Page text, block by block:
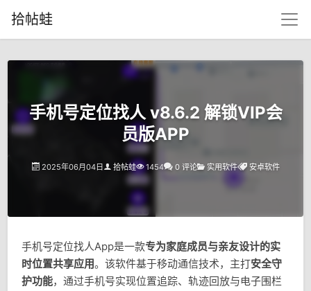
拾帖蛙
手机号定位找人 v8.6.2 解锁VIP会
员版APP
2025年06月04日 拾帖蛙 1454 0 评论 实用软件 安卓软件
手机号定位找人App是一款专为家庭成员与亲友设计的实
时位置共享应用。该软件基于移动通信技术，主打安全守
护功能，通过手机号实现位置追踪、轨迹回放与电子围栏